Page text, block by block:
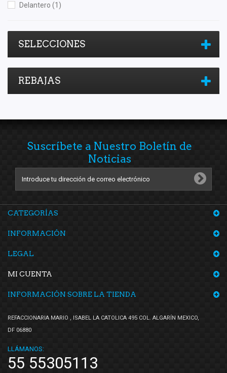
Delantero (1)
SELECCIONES
REBAJAS
Suscríbete a Nuestro Boletín de
Noticias
CATEGORÍAS
INFORMACIÓN
LEGAL
MI CUENTA
INFORMACIÓN SOBRE LA TIENDA
REFACCIONARIA MARIO , ISABEL LA CATOLICA 495 COL. ALGARÍN MEXICO,
DF 06880
LLÁMANOS:
55 55305113